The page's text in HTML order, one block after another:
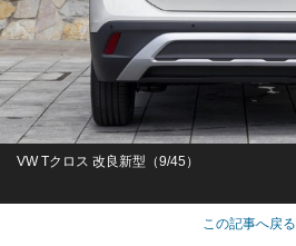
VW Tクロス 改良新型（9/45）
この記事へ戻る